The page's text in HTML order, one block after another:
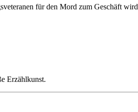
für den Mord zum Geschäft wird
Erzählkunst.